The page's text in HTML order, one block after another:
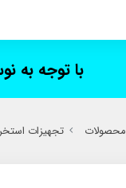
با توجه به
محصولات تجهیزات